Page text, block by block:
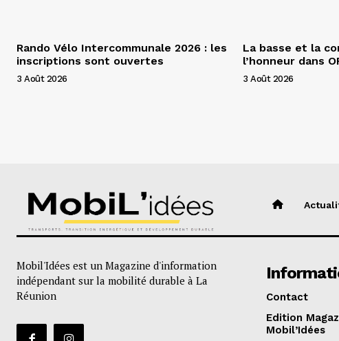
Rando Vélo Intercommunale 2026 : les
inscriptions sont ouvertes
3 Août 2026
La basse et la
l’honneur dans
3 Août 2026
Mobil'Idées est un Magazine d'information
indépendant sur la mobilité durable à La
Réunion
Contact
Edition
Mobil’Idées